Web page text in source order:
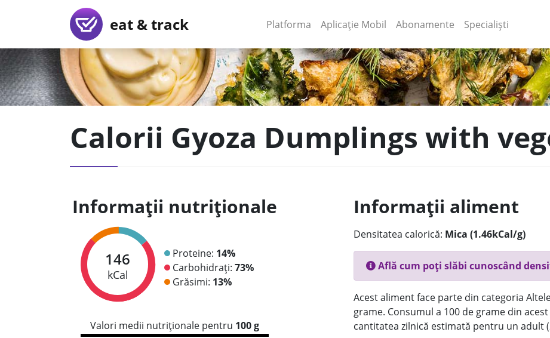
eat & track Platforma (current)
Aplicație Mobil (current)
Abonamente Specialiști
Calorii Gyoza Dumplings with
Informații nutriționale
146
kCal
Proteine: 14%
Carbohidrați: 73%
Grăsimi: 13%
Valori medii nutriționale pentru 100 g
Informații aliment
Densitatea calorică: Mica (1.46kCal/g)
Află cum poți slăbi cunoscând
Acest aliment face parte din categoria
grame. Consumul a 100 de grame din
cantitatea zilnică estimată pentru un adult